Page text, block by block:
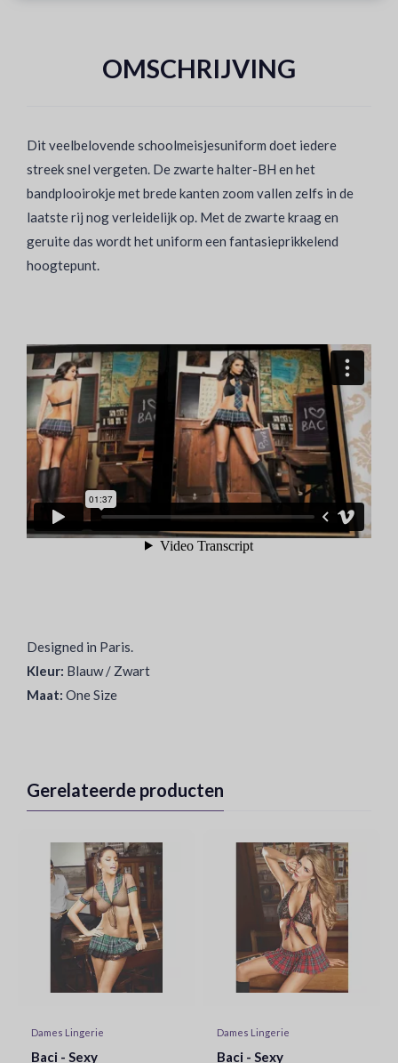
OMSCHRIJVING
Dit veelbelovende schoolmeisjesuniform doet iedere
streek snel vergeten. De zwarte halter-BH en het
bandplooirokje met brede kanten zoom vallen zelfs in de
laatste rij nog verleidelijk op. Met de zwarte kraag en
geruite das wordt het uniform een fantasieprikkelend
hoogtepunt.
Designed in Paris.
Kleur: Blauw / Zwart
Maat: One Size
Gerelateerde producten
Dames Lingerie
Baci - Sexy
Dames Lingerie
Baci - Sexy